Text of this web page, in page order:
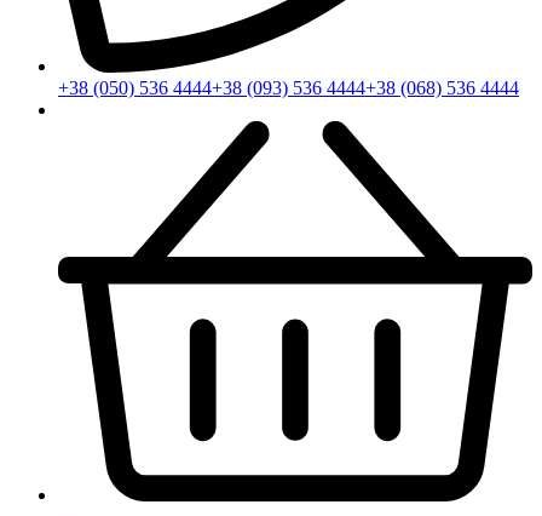
+38 (050) 536 4444+38 (093) 536 4444+38 (068) 536 4444